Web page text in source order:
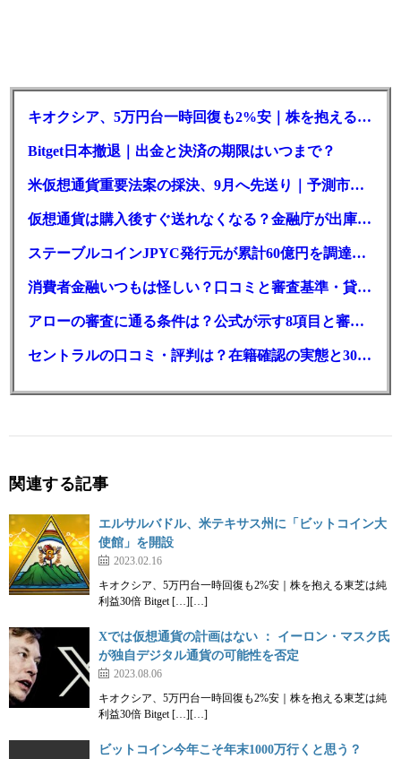
キオクシア、5万円台一時回復も2%安｜株を抱える東芝は純利益30倍
Bitget日本撤退｜出金と決済の期限はいつまで？
米仮想通貨重要法案の採決、9月へ先送り｜予測市場の成立確率は14%に
仮想通貨は購入後すぐ送れなくなる？金融庁が出庫制限を要請
ステーブルコインJPYC発行元が累計60億円を調達、物流大手も出資参画
消費者金融いつもは怪しい？口コミと審査基準・貸付条件を調査
アローの審査に通る条件は？公式が示す8項目と審査時間
セントラルの口コミ・評判は？在籍確認の実態と30日金利0円の落とし穴
関連する記事
エルサルバドル、米テキサス州に「ビットコイン大
使館」を開設
2023.02.16
キオクシア、5万円台一時回復も2%安｜株を抱える東芝は純
利益30倍 Bitget […][…]
Xでは仮想通貨の計画はない ： イーロン・マスク氏
が独自デジタル通貨の可能性を否定
2023.08.06
キオクシア、5万円台一時回復も2%安｜株を抱える東芝は純
利益30倍 Bitget […][…]
ビットコイン今年こそ年末1000万行くと思う？